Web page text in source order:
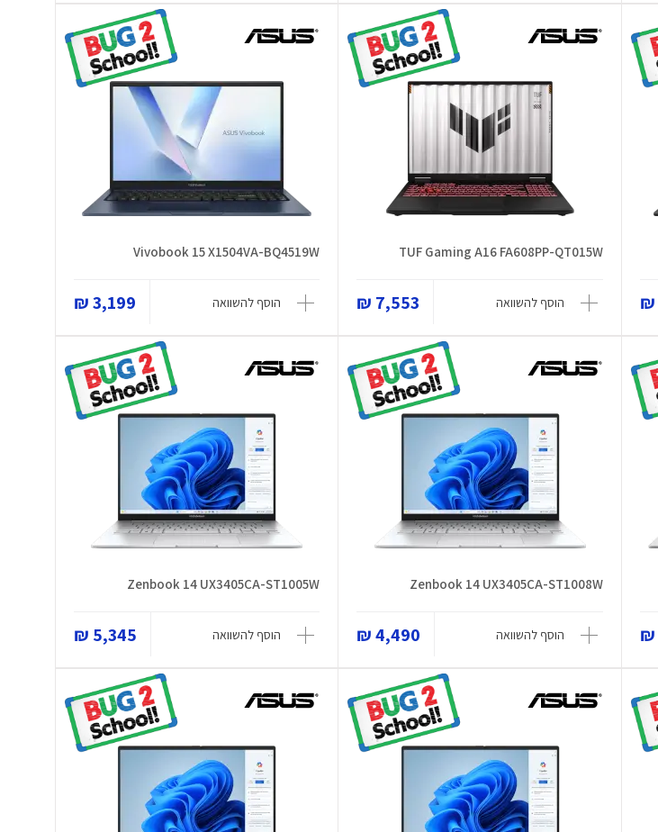
TUF Gaming A16 FA608PP-QT015W
הוסף להשוואה 7,553 ₪
Vivobook 15 X1504VA-BQ4519W
הוסף להשוואה 3,199 ₪
Zenbook 14 UX3405CA-ST1008W
הוסף להשוואה 4,490 ₪
Zenbook 14 UX3405CA-ST1005W
הוסף להשוואה 5,345 ₪